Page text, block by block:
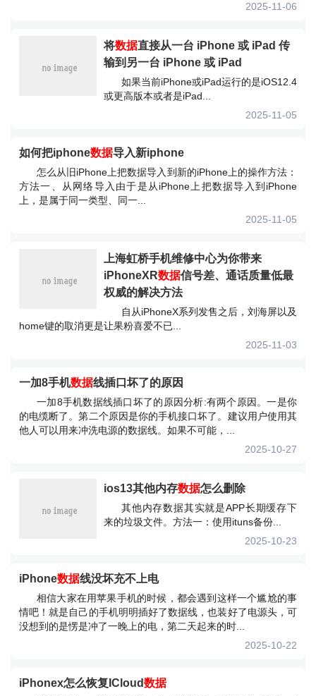
2025-11-06
将数据直接从一台 iPhone 或 iPad 传
输到另一台 iPhone 或 iPad
如果当前iPhone或iPad运行的是iOS12.4
或更高版本或者是iPad...
2025-11-05
如何把iphone数据导入新iphone
怎么从旧iPhone上把数据导入到新的iPhone上的操作方法：
方法一、从网络导入由于是从iPhone上把数据导入到iPhone
上，是属于同一类型、同一...
2025-11-05
上海虹桥手机维修中心为你带来
iPhoneXR数据信号差、通话质量低最
权威的解决方法
自从iPhoneX系列发售之后，刘海屏以及
home键的取消更是让果粉喜爱不已...
2025-11-03
一加8手机数据线插口坏了的原因
一加8手机数据线插口坏了的原因分析:有两个原因。一是你
的电缆断了。第二个原因是你的手机接口坏了。建议用户使用其
他人可以用来冲洗电源的数据线。如果不可能，...
2025-10-27
ios13其他内存数据怎么删除
其他内存数据其实就是APP长期缓存下
来的垃圾文件。方法一：使用ituns备份...
2025-10-23
iPhone数据线没坏充不上电
相信大家在用苹果手机的时候，都会遇到这样一个尴尬的事
情吧！就是自己的手机明明插好了数据线，也装好了电源头，可
没想到的是愣是冲了一晚上的电，第二天起来的时...
2025-10-22
iPhonex怎么恢复ICloud数据